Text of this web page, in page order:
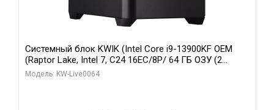
Системный блок KWIK (Intel Core i9-13900KF OEM
(Raptor Lake, Intel 7, C24 16EC/8P/ 64 ГБ ОЗУ (2
модуля)/ ASUS RTX5080 PROART OC 16GB GDDR7
Модель: KW-Live0064